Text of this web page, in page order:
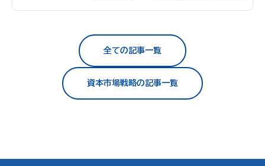
全ての記事一覧
資本市場戦略の記事一覧